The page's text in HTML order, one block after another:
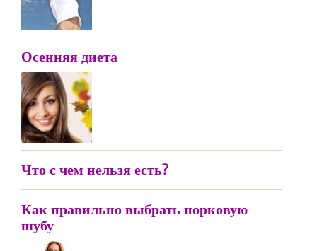
Осенняя диета
Что с чем нельзя есть?
Как правильно выбрать норковую
шубу